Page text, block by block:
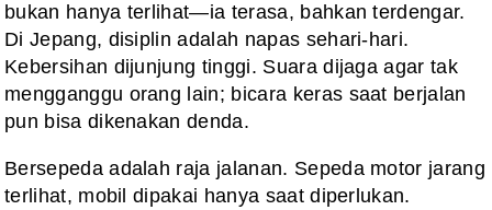
bukan hanya terlihat—ia terasa, bahkan terdengar.
Di Jepang, disiplin adalah napas sehari-hari.
Kebersihan dijunjung tinggi. Suara dijaga agar tak
mengganggu orang lain; bicara keras saat berjalan
pun bisa dikenakan denda.
Bersepeda adalah raja jalanan. Sepeda motor jarang
terlihat, mobil dipakai hanya saat diperlukan.